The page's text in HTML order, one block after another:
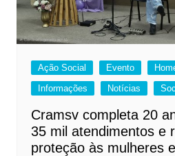
Ação Social Evento
Informações
Notícias
Cramsv completa 20
35 mil atendimentos e
proteção às mulheres